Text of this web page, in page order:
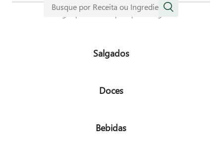
Navegue pelas nossas principais categorias
Salgados
Doces
Bebidas